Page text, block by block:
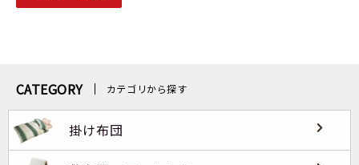
CATEGORY カテゴリから探す
掛け布団